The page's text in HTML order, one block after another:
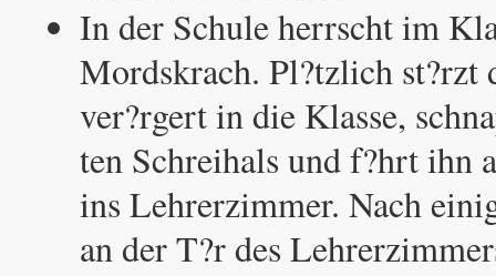
In der Schule herrscht im
Mordskrach. Pl?tzlich st?rzt
ver?rgert in die Klasse,
ten Schreihals und f?hrt ihn
ins Lehrerzimmer. Nach
an der T?r des